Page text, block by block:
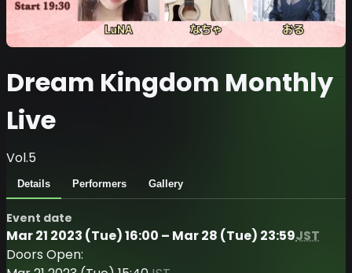
Dream Kingdom Monthly
Live
Vol.5
Details Performers Gallery
Event date
Mar 21 2023 (Tue) 16:00 – Mar 28 (Tue) 23:59JST
Doors Open: